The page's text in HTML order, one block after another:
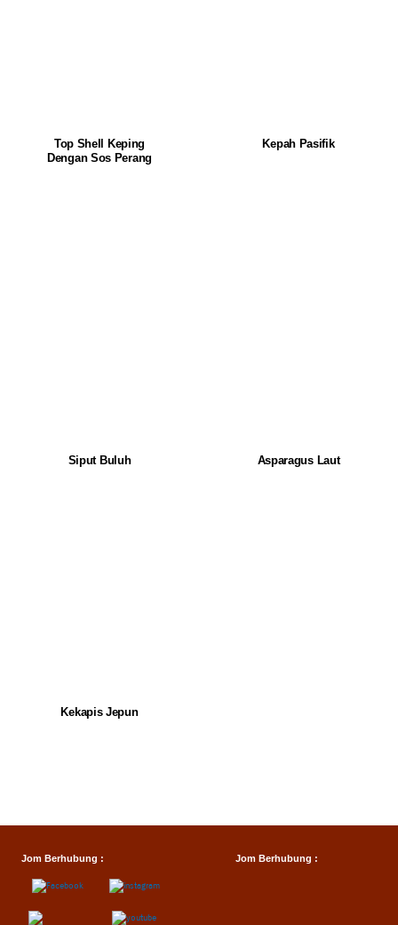
Top Shell Keping
Dengan Sos Perang
Kepah Pasifik
Siput Buluh Asparagus Laut
Kekapis Jepun
Jom Berhubung : Jom Berhubung :